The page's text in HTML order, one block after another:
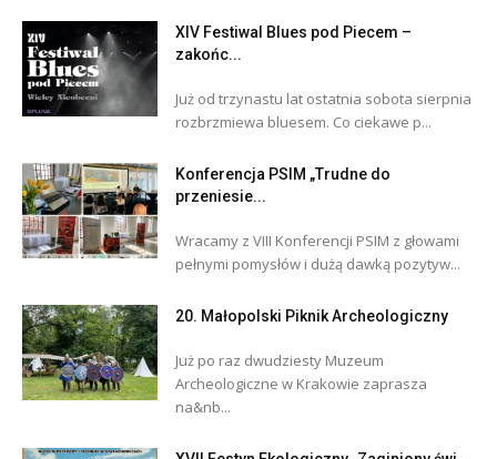
XIV Festiwal Blues pod Piecem –
zakońc...
Już od trzynastu lat ostatnia sobota sierpnia
rozbrzmiewa bluesem. Co ciekawe p...
Konferencja PSIM „Trudne do
przeniesie...
Wracamy z VIII Konferencji PSIM z głowami
pełnymi pomysłów i dużą dawką pozytyw...
20. Małopolski Piknik Archeologiczny
Już po raz dwudziesty Muzeum
Archeologiczne w Krakowie zaprasza
na&nb...